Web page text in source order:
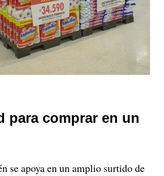
para comprar en un
se apoya en un amplio surtido de